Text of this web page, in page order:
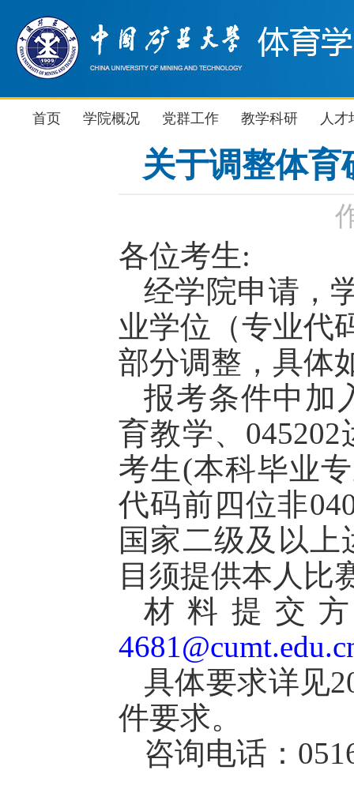
首页 学院概况 党群工作 教学科研 人才
关于调整体
各位考生:
经学院申请，
业学位（专业代
部分调整，具体
报考条件中加
育教学、
考生(本科毕业
代码前四位非
国家二级及以
目须提供本人比
材料提交
具体要求详见
件要求。
咨询电话：